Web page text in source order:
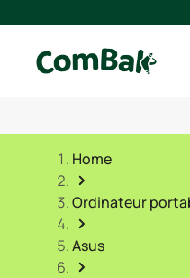
Home
Ordinateur
Asus